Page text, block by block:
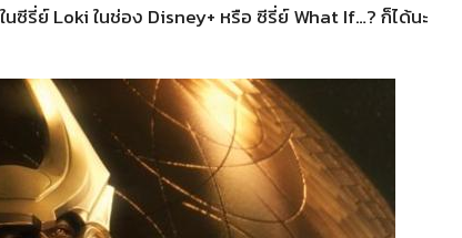
ซีรี่ย์ Loki ในช่อง Disney+ หรือ ซีรี่ย์ What If…? ก็ได้นะ